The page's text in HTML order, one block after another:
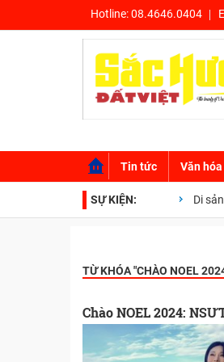
Hotline:08.4646.0404
Tin tức Văn
SỰ KIỆN: Di sản
TỪ KHÓA "CHÀO NOEL
Chào NOEL 2024: